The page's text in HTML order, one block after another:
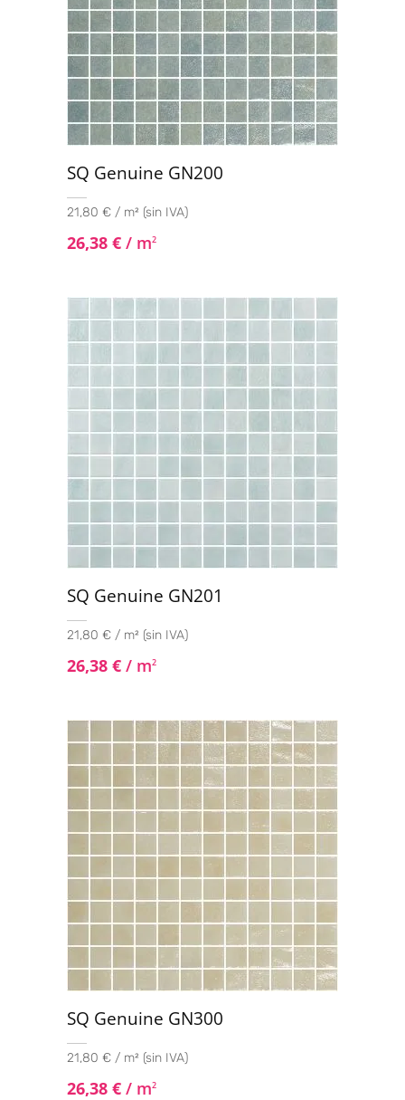
SQ Genuine GN200
21,80 € / m² (sin IVA)
26,38 € / m2
SQ Genuine GN201
21,80 € / m² (sin IVA)
26,38 € / m2
SQ Genuine GN300
21,80 € / m² (sin IVA)
26,38 € / m2